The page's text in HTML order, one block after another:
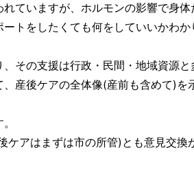
ていますが、ホルモンの影響で身
トをしたくても何をしていいかわ
その支援は行政・民間・地域資源
産後ケアの全体像(産前も含めて)を
アはまずは市の所管)とも意見交換